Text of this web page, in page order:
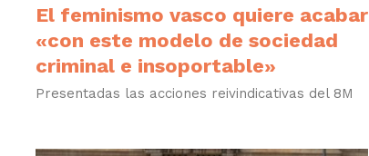
El feminismo vasco quiere acabar
«con este modelo de sociedad
criminal e insoportable»
Presentadas las acciones reivindicativas del 8M